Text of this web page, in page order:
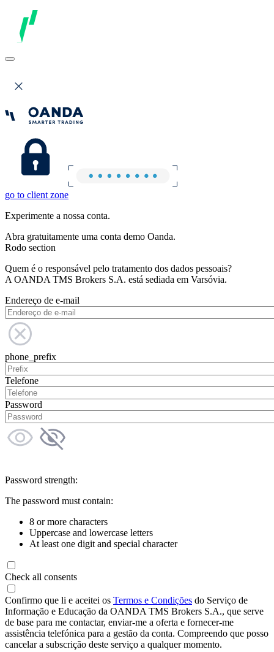
go to client zone
Experimente a nossa conta.
Abra gratuitamente uma conta demo Oanda.
Rodo section
Quem é o responsável pelo tratamento dos dados pessoais?
A OANDA TMS Brokers S.A. está sediada em Varsóvia.
Endereço de e-mail
phone_prefix
Telefone
Password
Password strength:
The password must contain:
8 or more characters
Uppercase and lowercase letters
At least one digit and special character
Check all consents
Confirmo que li e aceitei os Termos e Condições do Serviço de
Informação e Educação da OANDA TMS Brokers S.A., que serve
de base para me contactar, enviar-me a oferta e fornecer-me
assistência telefónica para a gestão da conta. Compreendo que posso
cancelar a subscrição deste serviço a qualquer momento.